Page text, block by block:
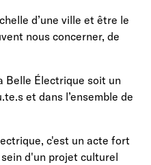
d’une ville et être le
nous concerner, de
Belle Électrique soit un
et dans l’ensemble de
c'est un acte fort
d'un projet culturel